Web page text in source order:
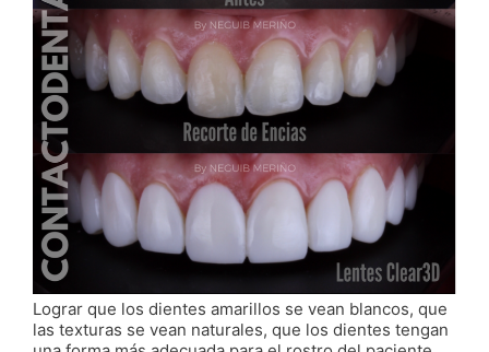
Lograr que los dientes amarillos se vean blancos, que
las texturas se vean naturales, que los dientes tengan